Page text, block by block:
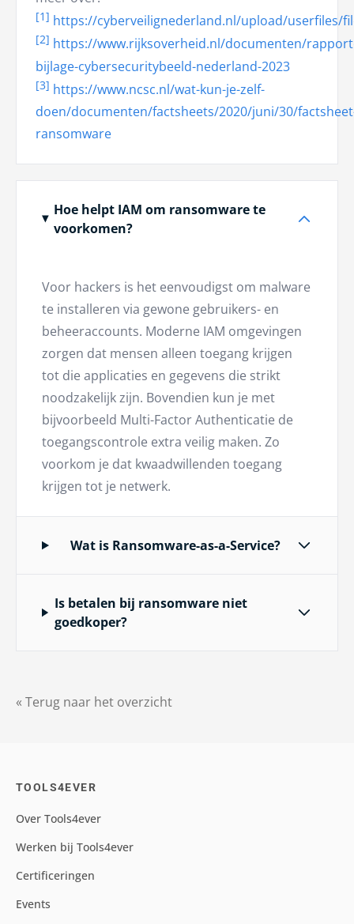
« Terug naar het overzicht
[1] https://cyberveilignederland.nl/upload/userfiles/
[2] https://www.rijksoverheid.nl/documenten/
bijlage-cybersecuritybeeld-nederland-2023
[3] https://www.ncsc.nl/wat-kun-je-zelf-
doen/documenten/factsheets/2020/juni/30/
ransomware
Hoe helpt IAM om ransomware te
voorkomen?
Voor hackers is het eenvoudigst om malware
te installeren via gewone gebruikers- en
beheeraccounts. Moderne IAM omgevingen
zorgen dat mensen alleen toegang krijgen
tot die applicaties en gegevens die strikt
noodzakelijk zijn. Bovendien kun je met
bijvoorbeeld Multi-Factor Authenticatie de
toegangscontrole extra veilig maken. Zo
voorkom je dat kwaadwillenden toegang
krijgen tot je netwerk.
Wat is Ransomware-as-a-Service?
Is betalen bij ransomware niet
goedkoper?
TOOLS4EVER
Over Tools4ever
Werken bij Tools4ever
Certificeringen
Events